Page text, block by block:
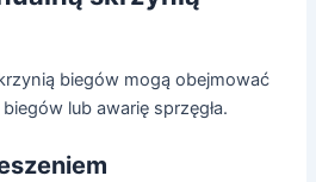
biegów mogą obejmować
lub awarię sprzęgła.